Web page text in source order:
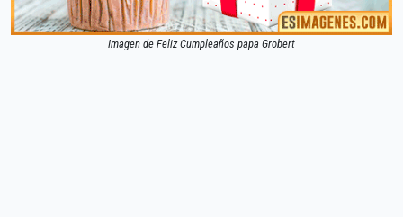
Imagen de Feliz Cumpleaños papa Grobert